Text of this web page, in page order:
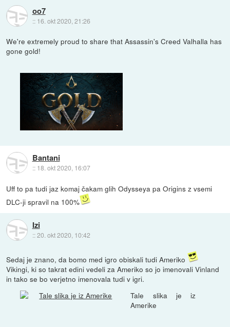
oo7
:: 16. okt 2020, 21:26
We're extremely proud to share that Assassin's Creed Valhalla has
gone gold!
Bantani
:: 18. okt 2020, 16:07
Uff to pa tudi jaz komaj čakam glih Odysseya pa Origins z vsemi
DLC-ji spravil na 100%
Izi
::20. okt 2020, 10:42
Sedaj je znano, da bomo med igro obiskali tudi Ameriko
Vikingi, ki so takrat edini vedeli za Ameriko so jo imenovali Vinland
in tako se bo verjetno imenovala tudi v igri.
Tale slika je iz
Amerike